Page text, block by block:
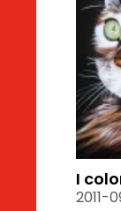
I
2011-